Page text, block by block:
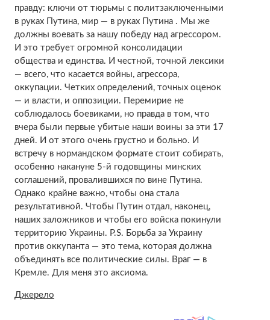
правду: ключи от тюрьмы с политзаключенными
в руках Путина, мир — в руках Путина . Мы же
должны воевать за нашу победу над агрессором.
И это требует огромной консолидации
общества и единства. И честной, точной лексики
— всего, что касается войны, агрессора,
оккупации. Четких определений, точных оценок
— и власти, и оппозиции. Перемирие не
соблюдалось боевиками, но правда в том, что
вчера были первые убитые наши воины за эти 17
дней. И от этого очень грустно и больно. И
встречу в нормандском формате стоит собирать,
особенно накануне 5-й годовщины минских
соглашений, провалившихся по вине Путина.
Однако крайне важно, чтобы она стала
результативной. Чтобы Путин отдал, наконец,
наших заложников и чтобы его войска покинули
территорию Украины. Р.S. Борьба за Украину
против оккупанта — это тема, которая должна
объединять все политические силы. Враг — в
Кремле. Для меня это аксиома.
Джерело